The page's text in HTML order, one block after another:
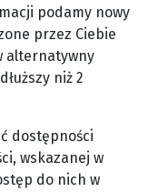
podamy nowy
przez Ciebie
alternatywny
niż 2
dostępności
wskazanej w
do nich w